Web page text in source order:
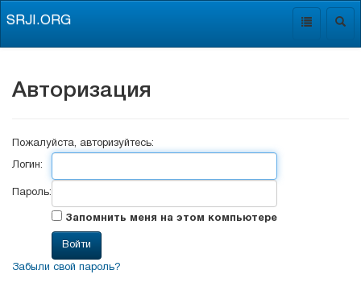
Toggle
SRJI.ORG
Авторизация
Пожалуйста, авторизуйтесь:
Логин:
Пароль:
Запомнить меня на этом компьютере
Забыли свой пароль?